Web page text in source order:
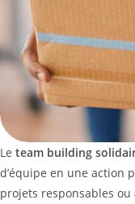
Le team building
d’équipe en une action
projets responsables